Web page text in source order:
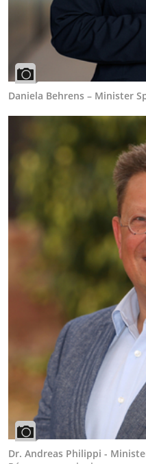
Daniela Behrens – Minister
Dr. Andreas Philippi -